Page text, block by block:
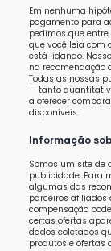
Em nenhuma
pagamento para
pedimos que
que você leia com
está lidando.
na recomendação
Todas as nossas
— tanto
a oferecer
disponíveis.
Informação
Somos um site de
publicidade. Para
algumas das
parceiros afiliados
compensação
certas ofertas
dados coletados
produtos e ofertas